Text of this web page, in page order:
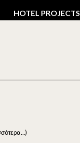
HOTEL PROJECTS